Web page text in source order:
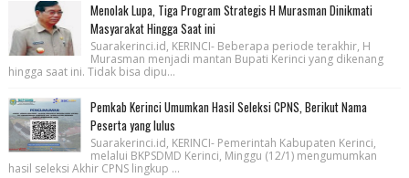
Menolak Lupa, Tiga Program Strategis H Murasman Dinikmati
Masyarakat Hingga Saat ini
Suarakerinci.id, KERINCI- Beberapa periode terakhir, H
Murasman menjadi mantan Bupati Kerinci yang dikenang
hingga saat ini. Tidak bisa dipu...
Pemkab Kerinci Umumkan Hasil Seleksi CPNS, Berikut Nama
Peserta yang lulus
Suarakerinci.id, KERINCI- Pemerintah Kabupaten Kerinci,
melalui BKPSDMD Kerinci, Minggu (12/1) mengumumkan
hasil seleksi Akhir CPNS lingkup ...